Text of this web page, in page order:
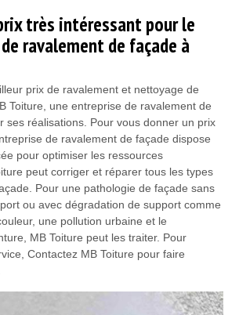
très intéressant pour le
ravalement de façade à
prix de ravalement et nettoyage de
Toiture, une entreprise de ravalement de
ses réalisations. Pour vous donner un prix
de ravalement de façade dispose
pour optimiser les ressources
peut corriger et réparer tous les types
Pour une pathologie de façade sans
ou avec dégradation de support comme
une pollution urbaine et le
MB Toiture peut les traiter. Pour
Contactez MB Toiture pour faire